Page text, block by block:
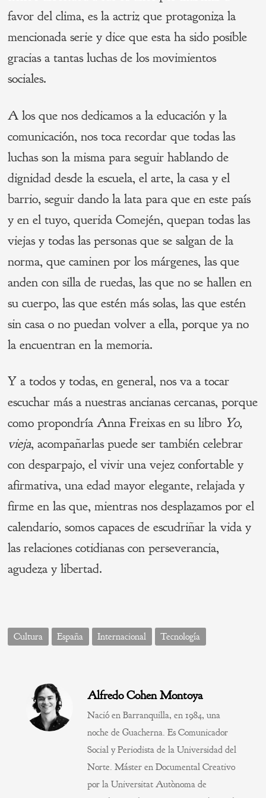
favor del clima, es la actriz que protagoniza la
mencionada serie y dice que esta ha sido posible
gracias a tantas luchas de los movimientos
sociales.
A los que nos dedicamos a la educación y la
comunicación, nos toca recordar que todas las
luchas son la misma para seguir hablando de
dignidad desde la escuela, el arte, la casa y el
barrio, seguir dando la lata para que en este país
y en el tuyo, querida Comején, quepan todas las
viejas y todas las personas que se salgan de la
norma, que caminen por los márgenes, las que
anden con silla de ruedas, las que no se hallen en
su cuerpo, las que estén más solas, las que estén
sin casa o no puedan volver a ella, porque ya no
la encuentran en la memoria.
Y a todos y todas, en general, nos va a tocar
escuchar más a nuestras ancianas cercanas, porque
como propondría Anna Freixas en su libro Yo,
vieja, acompañarlas puede ser también celebrar
con desparpajo, el vivir una vejez confortable y
afirmativa, una edad mayor elegante, relajada y
firme en las que, mientras nos desplazamos por el
calendario, somos capaces de escudriñar la vida y
las relaciones cotidianas con perseverancia,
agudeza y libertad.
Cultura España Internacional Tecnología
Alfredo Cohen Montoya
Nació en Barranquilla, en 1984, una
noche de Guacherna. Es Comunicador
Social y Periodista de la Universidad del
Norte. Máster en Documental Creativo
por la Universitat Autònoma de